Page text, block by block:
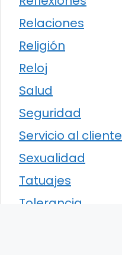
Relaciones
Religión
Reloj
Salud
Seguridad
Servicio al cliente
Sexualidad
Tatuajes
Tolerancia